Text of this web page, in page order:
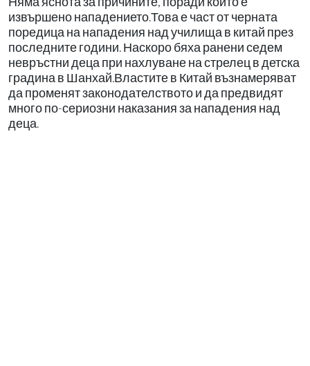
извършено нападението.Това е част от черната
поредица на нападения над училища в китай през
последните години. Наскоро бяха ранени седем
невръстни деца при нахлуване на стрелец в детска
градина в Шанхай.Властите в Китай възнамеряват
да променят законодателството и да предвидят
много по-сериозни наказания за нападения над
деца.